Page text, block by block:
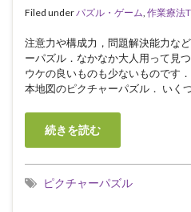
Filed under パズル・ゲーム 作業療法
注意力や構成力，問題解決能力な
ーパズル．なかなか大人用って見
ウケの良いものも少ないものです
本地図のピクチャーパズル． いく
続きを読む
ピクチャーパズル